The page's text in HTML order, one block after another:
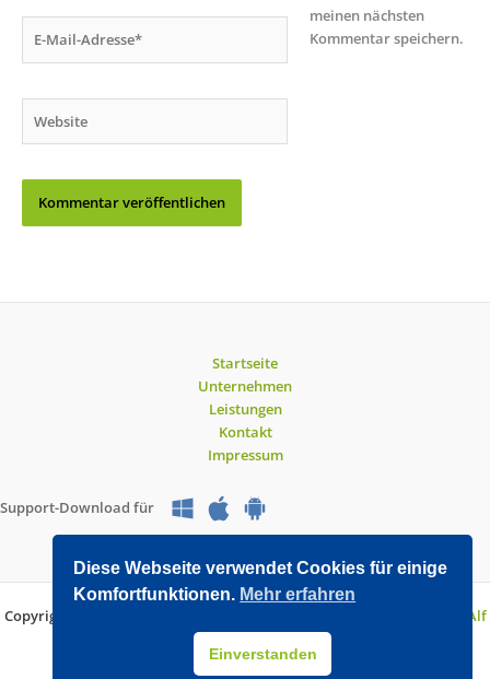
Mail-
meinen nächsten
Kommentar speichern.
Startseite
Unternehmen
Leistungen
Kontakt
Impressum
Support-Download für
Copyright © 2026 O&V DATEC GmbH | Entwickelt mit WordPress von
Alf
Drollinger
Diese Webseite verwendet Cookies für einige
Komfortfunktionen. Mehr erfahren
Einverstanden